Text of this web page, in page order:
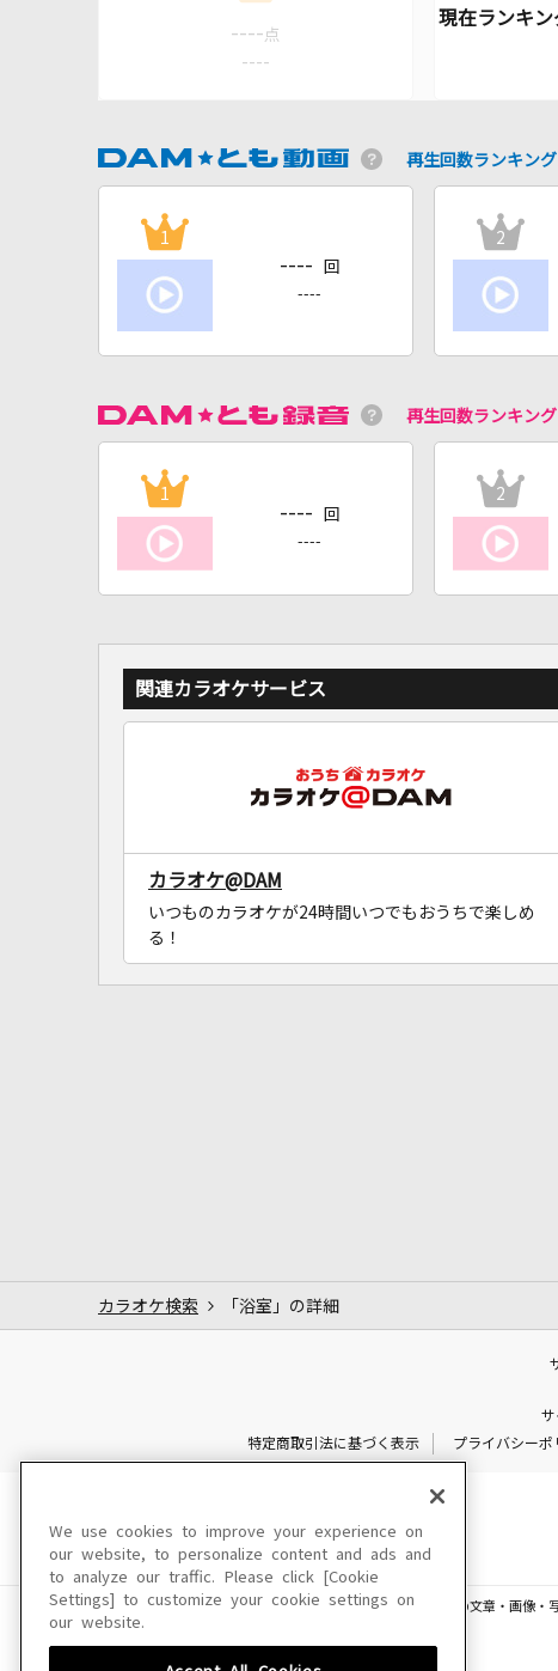
---- 点
----
再生回数ランキング
1
---- 回
----
2
再生回数ランキング
1
---- 回
----
2
関連カラオケサービス
カラオケ@DAM
いつものカラオケが24時間いつでもおうちで楽しめ
る！
カラオケ検索 「浴室」の詳細
サ
特定商取引法に基づく表示
プライバシーポ
このサイトに掲載されている一切の文章・画像
We use cookies to improve your experience on
our website, to personalize content and ads and
to analyze our traffic. Please click [Cookie
Settings] to customize your cookie settings on
our website.